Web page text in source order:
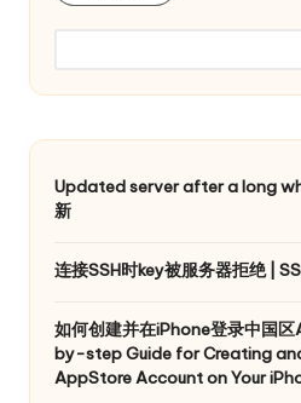
Updated server after a long
新
连接SSH时key被服务器拒绝 |
如何创建并在iPhone登录中国
by-step Guide for Creating
AppStore Account on Your